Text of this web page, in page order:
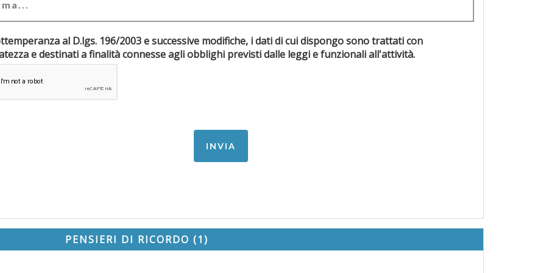
al D.lgs. 196/2003 e successive modifiche, i dati di cui dispongo sono trattati con
riservatezza e destinati a finalità connesse agli obblighi previsti dalle leggi e funzionali all'attività.
PENSIERI DI RICORDO (1)